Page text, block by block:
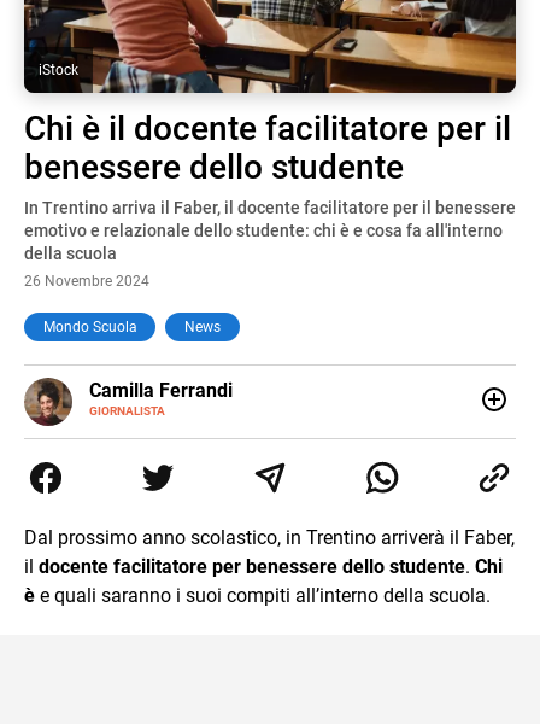
iStock
Chi è il docente facilitatore per il
benessere dello studente
In Trentino arriva il Faber, il docente facilitatore per il benessere
emotivo e relazionale dello studente: chi è e cosa fa all'interno
della scuola
26 Novembre 2024
Mondo Scuola News
Camilla Ferrandi
GIORNALISTA
E-
MAIL
LINKEDIN
di trasformare la passione per la scrittura in un lavoro, e
da lì non mi sono più fermata. L’attualità è il mio pane
mente.
Dal prossimo anno scolastico, in Trentino arriverà il Faber,
il docente facilitatore per benessere dello studente. Chi
è e quali saranno i suoi compiti all’interno della scuola.